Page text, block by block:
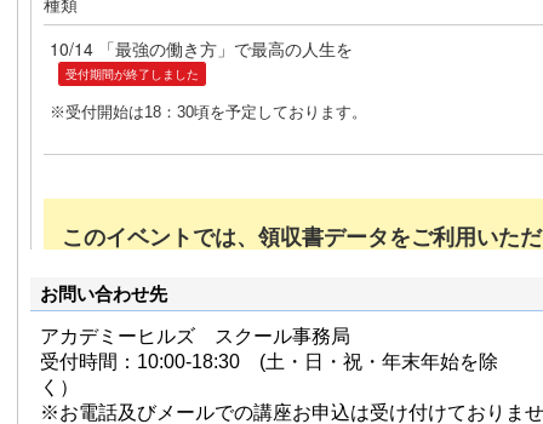
お問い合わせ先
アカデミーヒルズ スクール事務局
受付時間：10:00-18:30 (土・日・祝・年末年始を除
く）
※お電話及びメールでの講座お申込は受け付けておりま